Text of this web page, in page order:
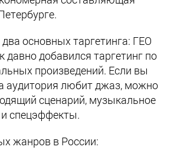
основных таргетинга: ГЕО
давно добавился таргетинг по
произведений. Если вы
аудитория любит джаз, можно
сценарий, музыкальное
спецэффекты.
жанров в России: